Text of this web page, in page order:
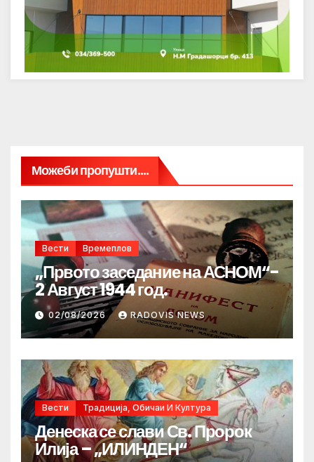
Можеби пропушти....
Вести Времеплов
„Првото заседание на АСНОМ“-
2 Август 1944 год.
02/08/2026 RADOVIS NEWS
Вести Традиција, Обичаи И Култура
Денеска се слави Св. Пророк
Илија – „ИЛИНДЕН“